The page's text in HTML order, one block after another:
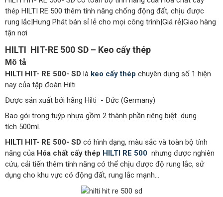
thép HILTI RE 500 thêm tính năng chống động đất, chịu được
rung lắc|Hưng Phát bán sỉ lẻ cho mọi công trình|Giá rẻ|Giao hàng
tận nơi
HILTI HIT-RE 500 SD – Keo cấy thép
Mô tả
HILTI HIT- RE 500- SD là keo cấy thép chuyên dụng số 1 hiện
nay của tập đoàn Hilti
Được sản xuất bởi hãng Hilti - Đức (Germany)
Bao gói trong tuýp nhựa gồm 2 thành phần riêng biệt dung
tích 500ml.
HILTI HIT- RE 500- SD có hình dạng, màu sắc và toàn bộ tính
năng của Hóa chất cấy thép HILTI RE 500 nhưng được nghiên
cứu, cải tiến thêm tính năng có thể chịu được độ rung lắc, sử
dụng cho khu vực có động đất, rung lắc mạnh...